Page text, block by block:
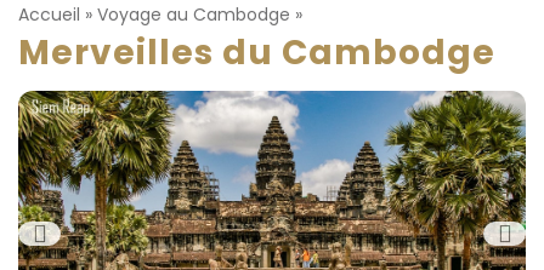
Accueil » Voyage au Cambodge »
Merveilles du Cambodge